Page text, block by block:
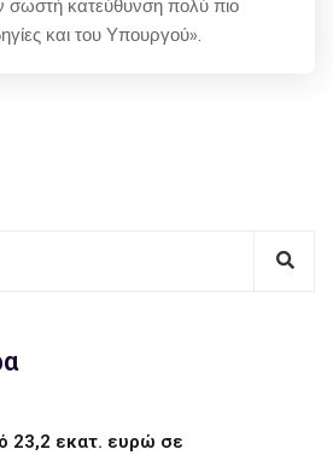
κατεύθυνση πολύ πιο
και του Υπουργού».
23,2 εκατ. ευρώ σε